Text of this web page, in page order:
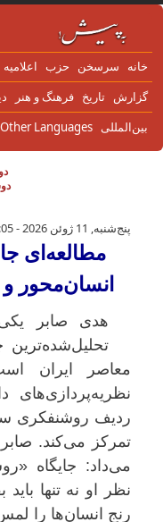
به محتوای اصلی
سرسخن حزب اعلاميه
تاریخ فرهنگ و هنر
Other Languages
دوشنبه ۱۰
دوشنبه ۱۹ مرداد
مطالعه‌ای
پنج‌شنبه, 11 ژوئن 2026 - 13:05
مطالعه‌ای
انسان‌محور و
هدی صابر یکی
تحلیل‌شده‌ترین
معاصر ایران
نظریه‌پردازی‌های
ردیف روشنفکری
تمرکز می‌کند. صابر
می‌داد: جایگاه
نظر او نه تنها باید
رنج انسان‌ها را لمس